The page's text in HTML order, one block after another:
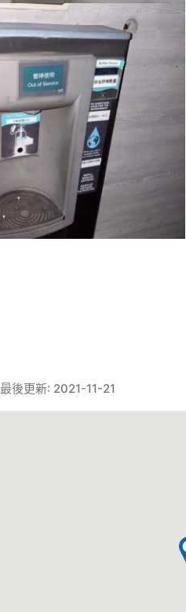
最後更新: 2021-11-21